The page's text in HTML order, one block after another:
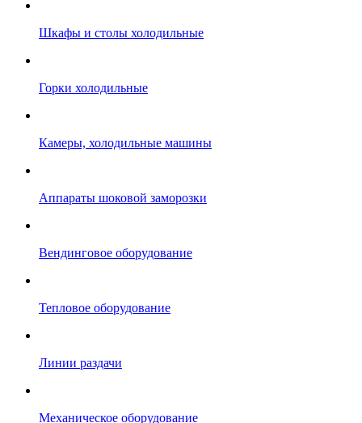
Шкафы и столы холодильные
Горки холодильные
Камеры, холодильные машины
Аппараты шоковой заморозки
Вендинговое оборудование
Тепловое оборудование
Линии раздачи
Механическое оборудование